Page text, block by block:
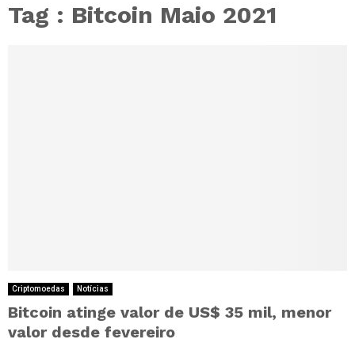
Tag : Bitcoin Maio 2021
Criptomoedas Notícias
Bitcoin atinge valor de US$ 35 mil, menor
valor desde fevereiro